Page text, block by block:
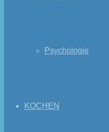
Psychologie
KOCHEN